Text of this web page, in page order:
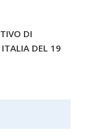
DI
DEL 19